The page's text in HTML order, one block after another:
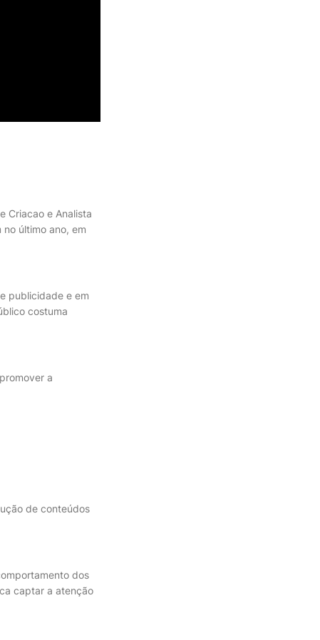
Criacao e Analista
último ano, em
publicidade e em
costuma
a
de conteúdos
dos
captar a atenção